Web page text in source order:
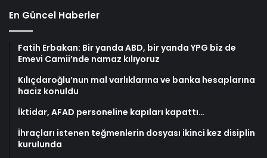
En Güncel Haberler
Fatih Erbakan: Bir yanda ABD, bir yanda YPG biz de
Emevi Camii’nde namaz kılıyoruz
Kılıçdaroğlu’nun mal varlıklarına ve banka hesaplarına
haciz konuldu
İktidar, AFAD personeline kapıları kapattı…
İhraçları istenen teğmenlerin dosyası ikinci kez disiplin
kurulunda